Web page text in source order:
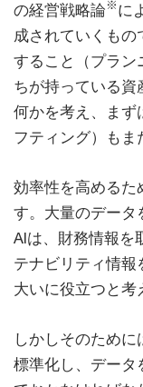
の経営戦略論※に
成されていくも
すること（プラン
ちが持っている資
何かを考え、まず
フティング）もま
効率性を高めるた
す。大量のデータ
AIは、財務情報を
テナビリティ情報
大いに役立つと考
しかしそのため
標準化し、データ